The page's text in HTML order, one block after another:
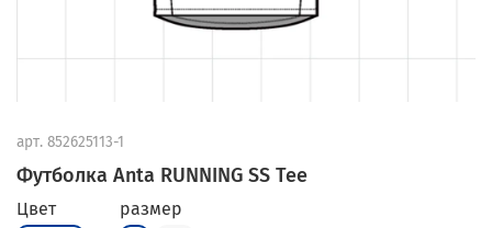
арт. 852625113-1
Футболка Anta RUNNING SS Tee
Цвет размер